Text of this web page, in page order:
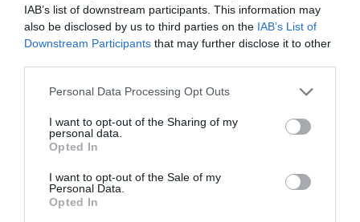
IAB’s list of downstream participants. This information may
also be disclosed by us to third parties on the IAB’s List of
Downstream Participants that may further disclose it to other
Please note that this website/app uses one or more Google
not limited to your visit or usage behaviour. You may click to
grant or deny consent to Google and its third-party tags to
use your data for below specified purposes in below Google
consent section.
Personal Data Processing Opt Outs
I want to opt-out of the Sharing of my
personal data.
Opted In
I want to opt-out of the Sale of my
Personal Data.
Opted In
életszakaszváltásra fókuszál. A cél egyszerű: hogy ez az időszak
ne lezárás, hanem új kezdet legyen.